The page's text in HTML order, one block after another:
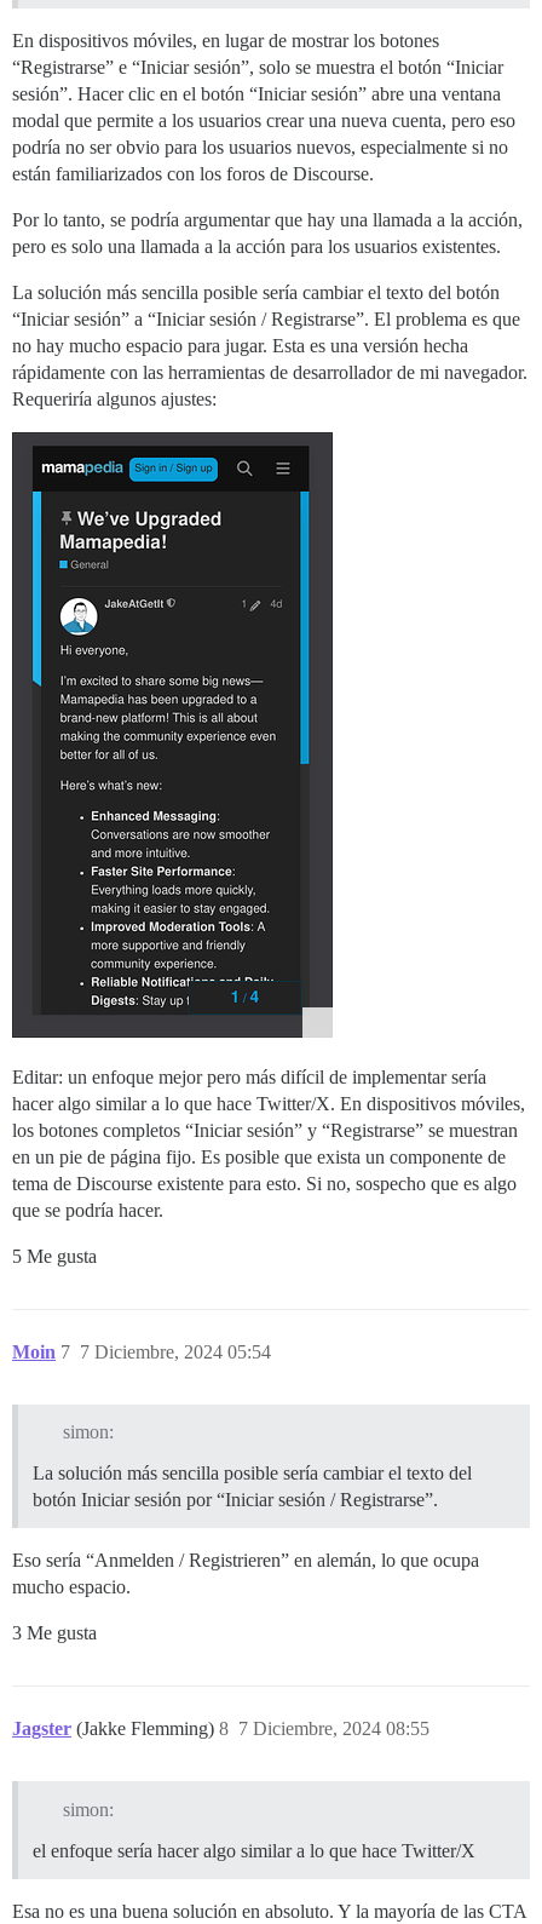
En dispositivos móviles, en lugar de mostrar los botones
“Registrarse” e “Iniciar sesión”, solo se muestra el botón “Iniciar
sesión”. Hacer clic en el botón “Iniciar sesión” abre una ventana
modal que permite a los usuarios crear una nueva cuenta, pero eso
podría no ser obvio para los usuarios nuevos, especialmente si no
están familiarizados con los foros de Discourse.
Por lo tanto, se podría argumentar que hay una llamada a la acción,
pero es solo una llamada a la acción para los usuarios existentes.
La solución más sencilla posible sería cambiar el texto del botón
“Iniciar sesión” a “Iniciar sesión / Registrarse”. El problema es que
no hay mucho espacio para jugar. Esta es una versión hecha
rápidamente con las herramientas de desarrollador de mi navegador.
Requeriría algunos ajustes:
Editar: un enfoque mejor pero más difícil de implementar sería
hacer algo similar a lo que hace Twitter/X. En dispositivos móviles,
los botones completos “Iniciar sesión” y “Registrarse” se muestran
en un pie de página fijo. Es posible que exista un componente de
tema de Discourse existente para esto. Si no, sospecho que es algo
que se podría hacer.
5 Me gusta
Moin 7 Diciembre, 2024 05:54
7
simon:
La solución más sencilla posible sería cambiar el texto del
botón Iniciar sesión por “Iniciar sesión / Registrarse”.
Eso sería “Anmelden / Registrieren” en alemán, lo que ocupa
mucho espacio.
3 Me gusta
Jagster (Jakke Flemming) 7 Diciembre, 2024 08:55
8
simon:
el enfoque sería hacer algo similar a lo que hace Twitter/X
Esa no es una buena solución en absoluto. Y la mayoría de las CTA